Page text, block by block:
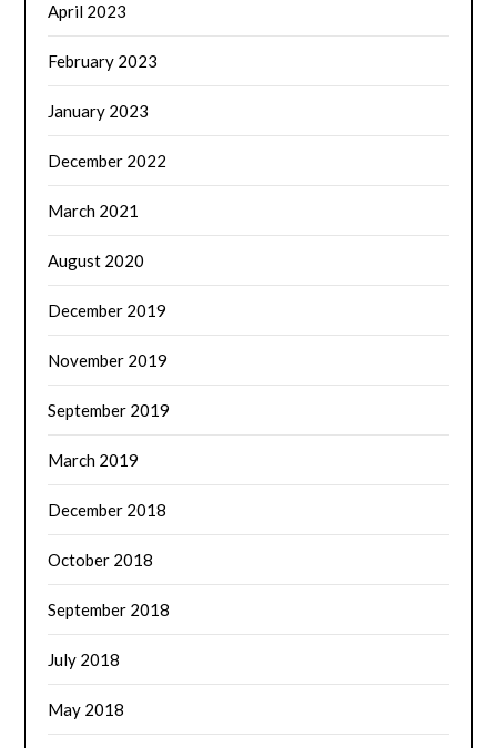
April 2023
February 2023
January 2023
December 2022
March 2021
August 2020
December 2019
November 2019
September 2019
March 2019
December 2018
October 2018
September 2018
July 2018
May 2018